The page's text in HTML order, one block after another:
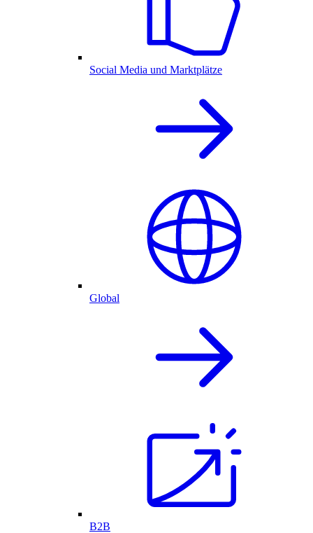
Social Media und Marktplätze
Global
B2B